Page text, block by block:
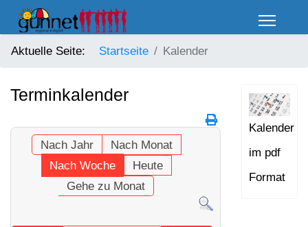
Aktuelle Seite: Startseite Kalender
Terminkalender
Nach Jahr
Nach Monat
Nach Woche
Heute
Gehe zu Monat
Kalender
im pdf
Format